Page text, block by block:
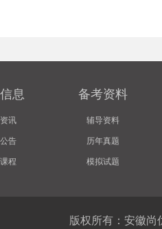
息
讯
告
程
备考资料
辅导资料
历年真题
模拟试题
版权所有：安徽尚